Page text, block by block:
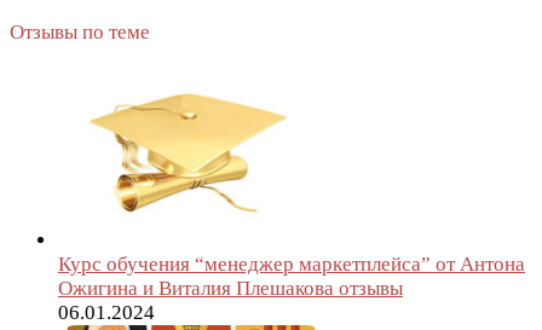
Отзывы по теме
Курс обучения “менеджер маркетплейса” от Антона
Ожигина и Виталия Плешакова отзывы
06.01.2024